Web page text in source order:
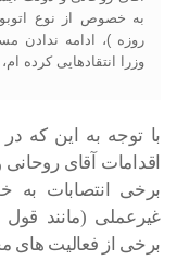
روزه )، ادامه ندادن
وزرا انتقادهایی کرده
با توجه به این که
اقدامات آقای
برخی انتصابات به
برخی از فعالیت های